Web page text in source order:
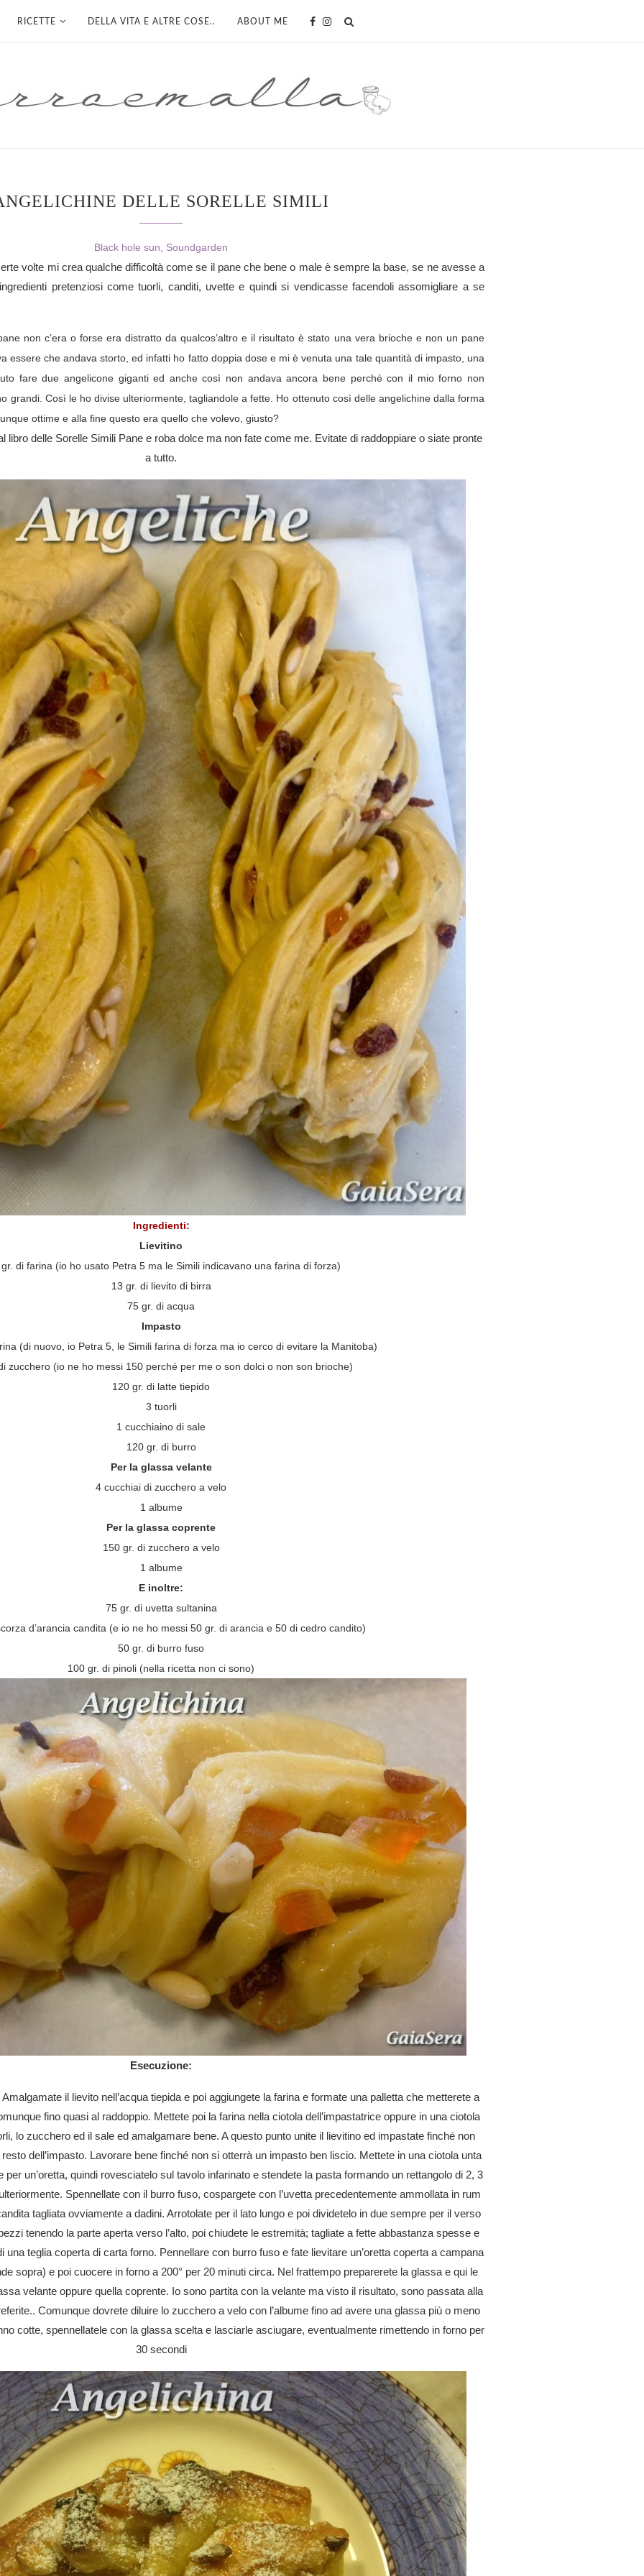
RICETTE DELLA VITA E ALTRE COSE.. ABOUT ME
DELLE SORELLE SIMILI
Black hole sun, Soundgarden
volte mi crea qualche difficoltà come se il pane che bene o male è sempre la base, se ne avesse a
pretenziosi come tuorli, canditi, uvette e quindi si vendicasse facendoli assomigliare a se
non c’era o forse era distratto da qualcos’altro e il risultato è stato una vera brioche e non un pane
essere che andava storto, ed infatti ho fatto doppia dose e mi è venuta una tale quantità di impasto, una
fare due angelicone giganti ed anche così non andava ancora bene perché con il mio forno non
grandi. Così le ho divise ulteriormente, tagliandole a fette. Ho ottenuto così delle angelichine dalla forma
ottime e alla fine questo era quello che volevo, giusto?
libro delle Sorelle Simili Pane e roba dolce ma non fate come me. Evitate di raddoppiare o siate pronte
a tutto.
Ingredienti:
Lievitino
di farina (io ho usato Petra 5 ma le Simili indicavano una farina di forza)
13 gr. di lievito di birra
75 gr. di acqua
Impasto
(di nuovo, io Petra 5, le Simili farina di forza ma io cerco di evitare la Manitoba)
zucchero (io ne ho messi 150 perché per me o son dolci o non son brioche)
120 gr. di latte tiepido
3 tuorli
1 cucchiaino di sale
120 gr. di burro
Per la glassa velante
4 cucchiai di zucchero a velo
1 albume
Per la glassa coprente
150 gr. di zucchero a velo
1 albume
E inoltre:
75 gr. di uvetta sultanina
d’arancia candita (e io ne ho messi 50 gr. di arancia e 50 di cedro candito)
50 gr. di burro fuso
100 gr. di pinoli (nella ricetta non ci sono)
Esecuzione:
il lievito nell’acqua tiepida e poi aggiungete la farina e formate una palletta che metterete a
fino quasi al raddoppio. Mettete poi la farina nella ciotola dell’impastatrice oppure in una ciotola
lo zucchero ed il sale ed amalgamare bene. A questo punto unite il lievitino ed impastate finché non
dell’impasto. Lavorare bene finché non si otterrà un impasto ben liscio. Mettete in una ciotola unta
un’oretta, quindi rovesciatelo sul tavolo infarinato e stendete la pasta formando un rettangolo di 2, 3
Spennellate con il burro fuso, cospargete con l’uvetta precedentemente ammollata in rum
tagliata ovviamente a dadini. Arrotolate per il lato lungo e poi dividetelo in due sempre per il verso
tenendo la parte aperta verso l’alto, poi chiudete le estremità; tagliate a fette abbastanza spesse e
una teglia coperta di carta forno. Pennellare con burro fuso e fate lievitare un’oretta coperta a campana
sopra) e poi cuocere in forno a 200° per 20 minuti circa. Nel frattempo preparerete la glassa e qui le
velante oppure quella coprente. Io sono partita con la velante ma visto il risultato, sono passata alla
Comunque dovrete diluire lo zucchero a velo con l’albume fino ad avere una glassa più o meno
cotte, spennellatele con la glassa scelta e lasciarle asciugare, eventualmente rimettendo in forno per
30 secondi